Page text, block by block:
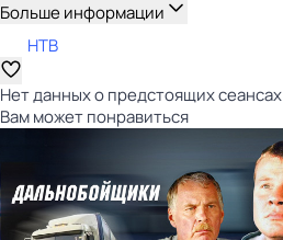
Больше информации
НТВ
Нет данных о предстоящих сеансах
Вам может понравиться